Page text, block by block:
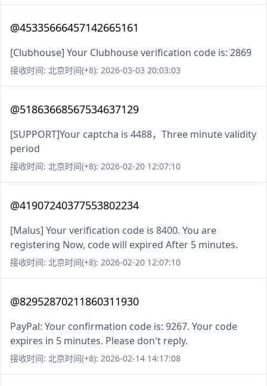
@45335666457142665161
[Clubhouse] Your Clubhouse verification code is: 2869
接收时间: 北京时间(+8): 2026-03-03 20:03:03
@51863668567534637129
[SUPPORT]Your captcha is 4488，Three minute validity
period
接收时间: 北京时间(+8): 2026-02-20 12:07:10
@41907240377553802234
[Malus] Your verification code is 8400. You are
registering Now, code will expired After 5 minutes.
接收时间: 北京时间(+8): 2026-02-20 12:07:10
@82952870211860311930
PayPal: Your confirmation code is: 9267. Your code
expires in 5 minutes. Please don't reply.
接收时间: 北京时间(+8): 2026-02-14 14:17:08